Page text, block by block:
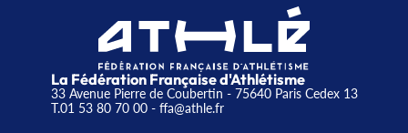
La Fédération Française d'Athlétisme
33 Avenue Pierre de Coubertin - 75640 Paris Cedex 13
T.01 53 80 70 00- ffa@athle.fr